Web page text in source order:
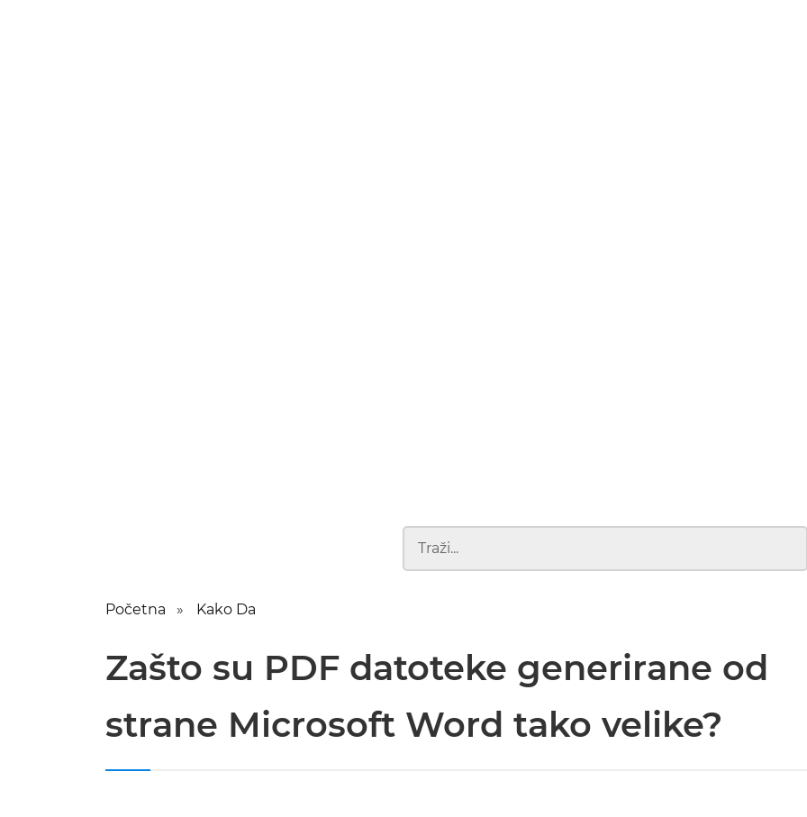
Početna Kako Da
Zašto su PDF datoteke generirane od
strane Microsoft Word tako velike?